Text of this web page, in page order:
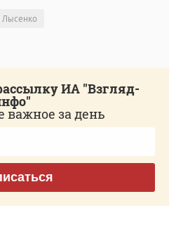
ИА "Взгляд-
важное за день